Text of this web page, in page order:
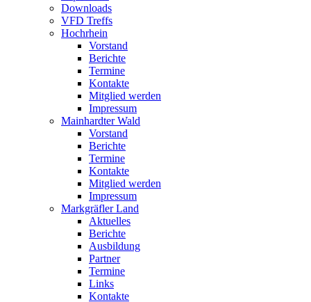
Downloads
VFD Treffs
Hochrhein
Vorstand
Berichte
Termine
Kontakte
Mitglied werden
Impressum
Mainhardter Wald
Vorstand
Berichte
Termine
Kontakte
Mitglied werden
Impressum
Markgräfler Land
Aktuelles
Berichte
Ausbildung
Partner
Termine
Links
Kontakte